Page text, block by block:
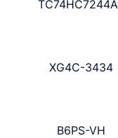
XG4C-3434
B6PS-VH